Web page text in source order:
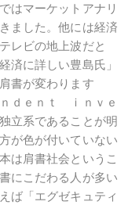
はマーケットアナリ
ました。他には経済
レビの地上波だと
済に詳しい豊島氏」
書が変わります
ｎｄｅｎｔ ｉｎｖｅ
立系であることが明
が色が付いていない
は肩書社会というこ
にこだわる人が多い
ば「エグゼキュティ